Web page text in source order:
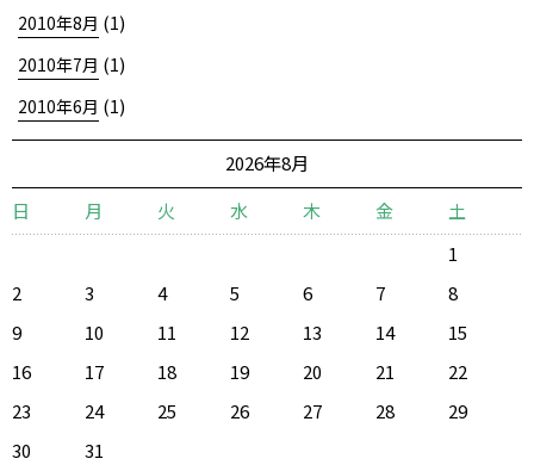
2010年8月 (1)
2010年7月 (1)
2010年6月 (1)
2026年8月
日
月 火 水 木 金
土
1
2
3 4 5 6 7
8
9
10 11 12 13 14
15
16
17 18 19 20 21
22
23
24 25 26 27 28
29
30
31